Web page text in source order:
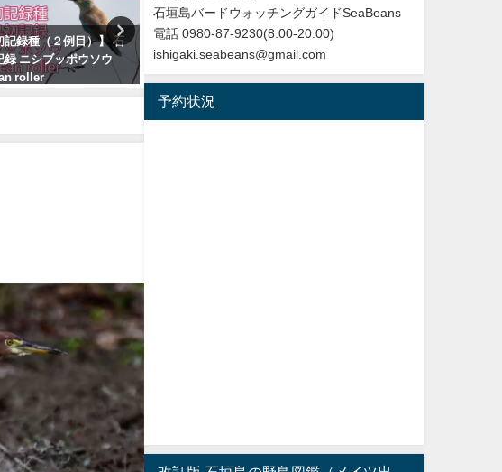
記録種（２例目）】 石
録 ニシブッポウソウ
roller
再放送のお知らせ：イロトリド
リ～沖縄・八重山諸島編～
NHK BS４K
2023年5月30日
2026年3月3日
石垣島バードウォッチングガイドSeaBeans
電話 0980-87-9230(8:00-20:00)
ishigaki.seabeans@gmail.com
予約状況